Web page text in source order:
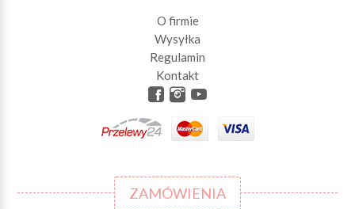
O firmie
Wysyłka
Regulamin
Kontakt
ZAMÓWIENIA